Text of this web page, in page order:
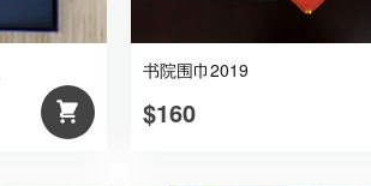
书院围巾2019
$160